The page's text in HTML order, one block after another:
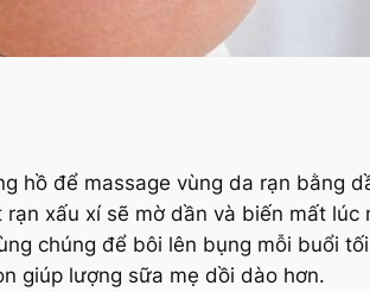
hồ để massage vùng da rạn bằng
xấu xí sẽ mờ dần và biến mất lúc
chúng để bôi lên bụng mỗi buổi
giúp lượng sữa mẹ dồi dào hơn.